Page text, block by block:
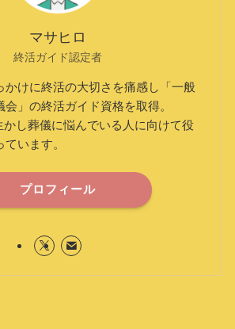
マサヒロ
終活ガイド認定者
かけに終活の大切さを痛感し「一般
」の終活ガイド資格を取得。
し葬儀に悩んでいる人に向けて役
います。
プロフィール